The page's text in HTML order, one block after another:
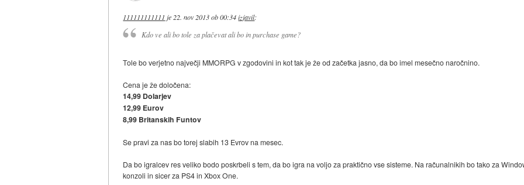
111111111111 je 22. nov 2013 ob 00:34 izjavil:
Kdo ve ali bo tole za plačevat ali bo in purchase game?
Tole bo verjetno največji MMORPG v zgodovini in kot tak je že od začetka jasno, da bo imel mesečno naročnino.
Cena je že določena:
14,99 Dolarjev
12,99 Eurov
8,99 Britanskih Funtov
Se pravi za nas bo torej slabih 13 Evrov na mesec.
Da bo igralcev res veliko bodo poskrbeli s tem, da bo igra na voljo za praktično vse sisteme. Na računalnikih bo tako za
konzoli in sicer za PS4 in Xbox One.